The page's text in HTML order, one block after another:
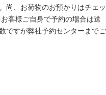
尚、お荷物のお預かりはチェッ
客様ご自身で予約の場合は送
ですが弊社予約センターまでご